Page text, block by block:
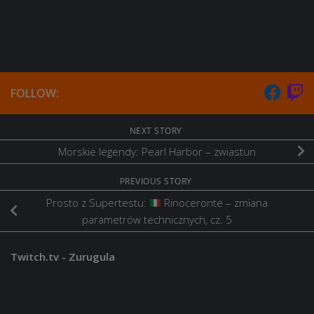
FOLLOW:
NEXT STORY
Morskie legendy: Pearl Harbor – zwiastun
PREVIOUS STORY
Prosto z Supertestu:
Rinoceronte – zmiana
parametrów technicznych, cz. 5
Twitch.tv - Zurugula